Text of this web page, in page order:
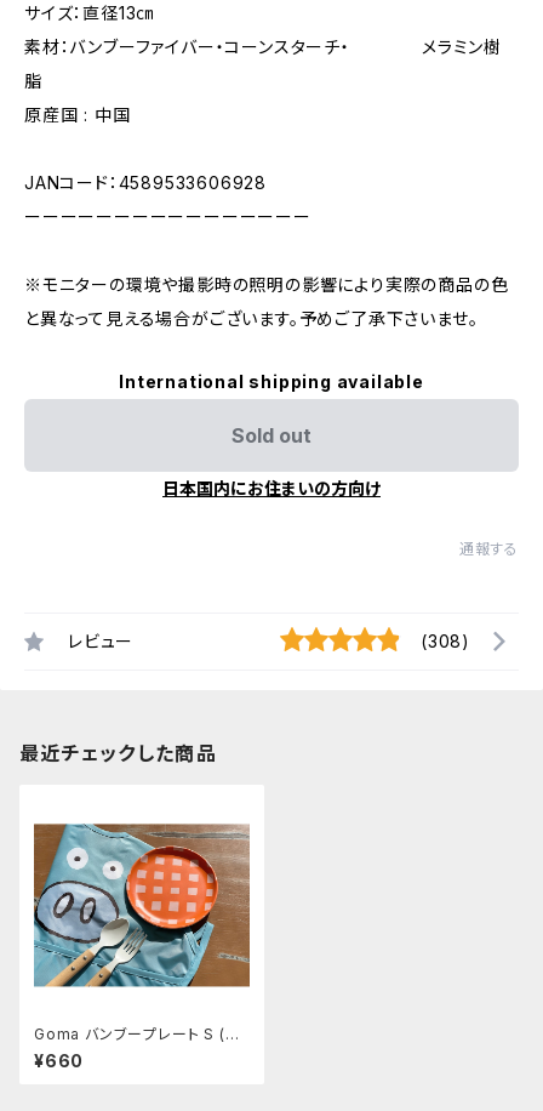
サイズ：直径13㎝
素材：バンブーファイバー・コーンスターチ・ メラミン樹
脂
原産国 : 中国
JANコード：4589533606928
ーーーーーーーーーーーーーーーー
※モニターの環境や撮影時の照明の影響により実際の商品の色
と異なって見える場合がございます。予めご了承下さいませ。
International shipping available
Sold out
日本国内にお住まいの方向け
通報する
レビュー (308)
最近チェックした商品
Goma バンブープレート S (Bo
ld check)
¥660